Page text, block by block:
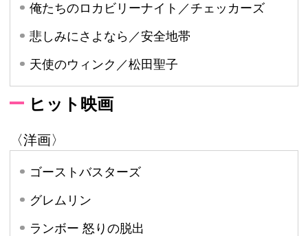
俺たちのロカビリーナイト／チェッカーズ
悲しみにさよなら／安全地帯
天使のウィンク／松田聖子
ヒット映画
〈洋画〉
ゴーストバスターズ
グレムリン
ランボー 怒りの脱出